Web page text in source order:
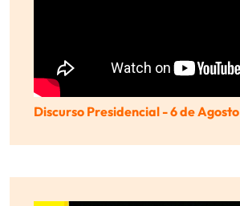
Discurso Presidencial - 6 de Agosto